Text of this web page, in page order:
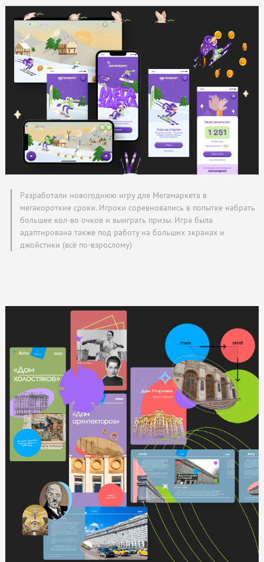
Разработали новогоднюю игру для Мегамаркета в
мегакороткие сроки. Игроки соревновались в попытке набрать
большее кол-во очков и выиграть призы. Игра была
адаптирована также под работу на больших экранах и
джойстики (всё по-взрослому)